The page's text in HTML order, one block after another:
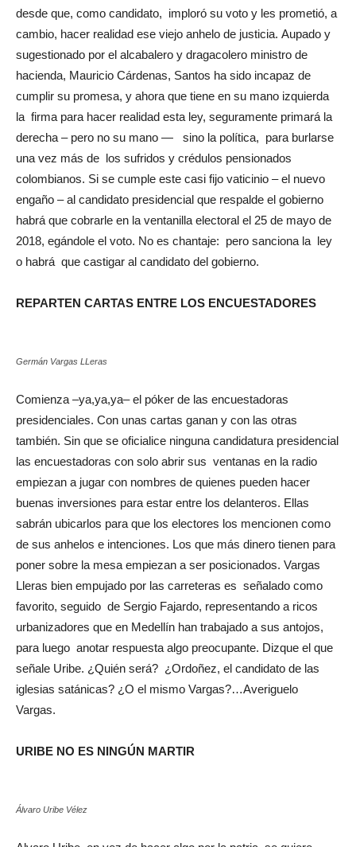
desde que, como candidato, imploró su voto y les prometió, a
cambio, hacer realidad ese viejo anhelo de justicia. Aupado y
sugestionado por el alcabalero y dragacolero ministro de
hacienda, Mauricio Cárdenas, Santos ha sido incapaz de
cumplir su promesa, y ahora que tiene en su mano izquierda
la firma para hacer realidad esta ley, seguramente primará la
derecha – pero no su mano — sino la política, para burlarse
una vez más de los sufridos y crédulos pensionados
colombianos. Si se cumple este casi fijo vaticinio – el nuevo
engaño – al candidato presidencial que respalde el gobierno
habrá que cobrarle en la ventanilla electoral el 25 de mayo de
2018, egándole el voto. No es chantaje: pero sanciona la ley
o habrá que castigar al candidato del gobierno.
REPARTEN CARTAS ENTRE LOS ENCUESTADORES
Germán Vargas LLeras
Comienza –ya,ya,ya– el póker de las encuestadoras
presidenciales. Con unas cartas ganan y con las otras
también. Sin que se oficialice ninguna candidatura presidencial
las encuestadoras con solo abrir sus ventanas en la radio
empiezan a jugar con nombres de quienes pueden hacer
buenas inversiones para estar entre los delanteros. Ellas
sabrán ubicarlos para que los electores los mencionen como
de sus anhelos e intenciones. Los que más dinero tienen para
poner sobre la mesa empiezan a ser posicionados. Vargas
Lleras bien empujado por las carreteras es señalado como
favorito, seguido de Sergio Fajardo, representando a ricos
urbanizadores que en Medellín han trabajado a sus antojos,
para luego anotar respuesta algo preocupante. Dizque el que
señale Uribe. ¿Quién será? ¿Ordoñez, el candidato de las
iglesias satánicas? ¿O el mismo Vargas?…Averiguelo
Vargas.
URIBE NO ES NINGÚN MARTIR
Álvaro Uribe Vélez